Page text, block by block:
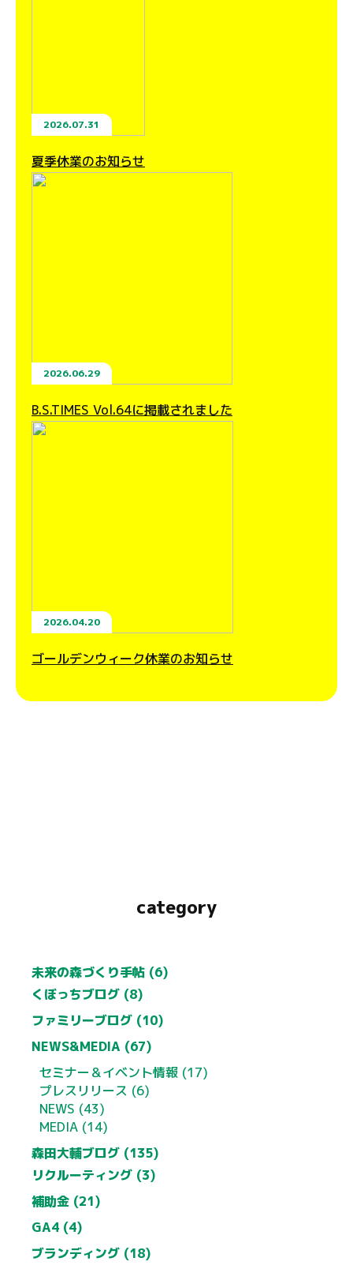
2026.07.31
夏季休業のお知らせ
2026.06.29
B.S.TIMES Vol.64に掲載されました
2026.04.20
ゴールデンウィーク休業のお知らせ
category
未来の森づくり手帖 (6)
くぼっちブログ (8)
ファミリーブログ (10)
NEWS&MEDIA (67)
セミナー＆イベント情報 (17)
プレスリリース (6)
NEWS (43)
MEDIA (14)
森田大輔ブログ (135)
リクルーティング (3)
補助金 (21)
GA4 (4)
ブランディング (18)